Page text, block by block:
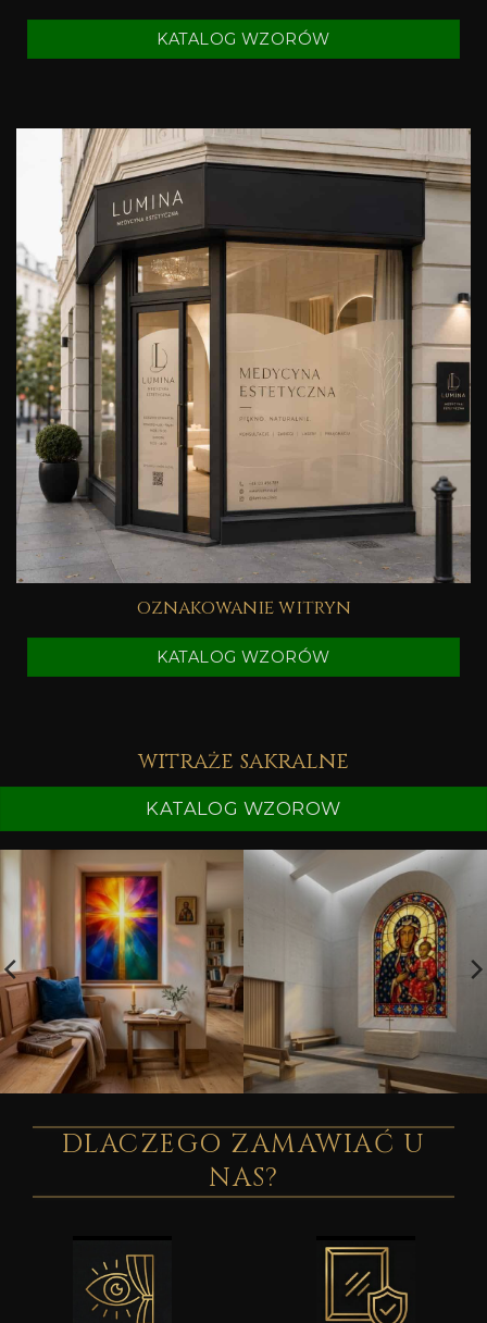
KATALOG WZORÓW
oznakowanie witryn
KATALOG WZORÓW
witraże sakralne
KATALOG WZOROW
DLACZEGO ZAMAWIAĆ U
NAS?